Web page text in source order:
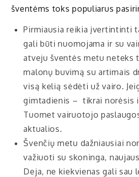
šventėms toks populiarus
Pirmiausia reikia įvertintinti
gali būti nuomojama ir su
atveju šventės metu neteks
malonų buvimą su artimais
visą kelią sėdėti už vairo.
gimtadienis – tikrai norėsis
Tuomet vairuotojo
aktualios.
Švenčių metu dažniausiai
važiuoti su skoninga,
Deja, ne kiekvienas gali sau